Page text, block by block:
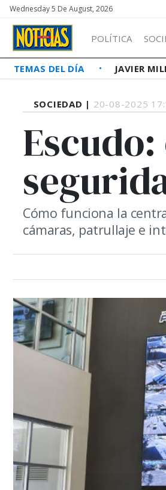
Wednesday 5 De August, 2026
POLÍTICA
TEMAS DEL DÍA JAVIER
SOCIEDAD | 20-08-2025
Cómo funciona la
cámaras, patrullaje e